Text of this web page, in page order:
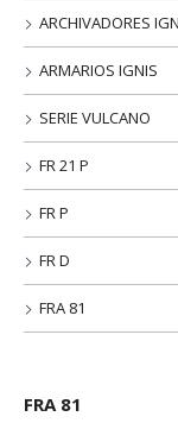
ARCHIVADORES
ARMARIOS IGNIS
SERIE VULCANO
FR 21 P
FR P
FR D
FRA 81
FRA 81